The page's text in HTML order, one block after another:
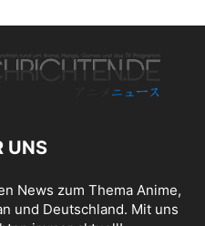
UNS
News zum Thema Anime,
und Deutschland. Mit uns